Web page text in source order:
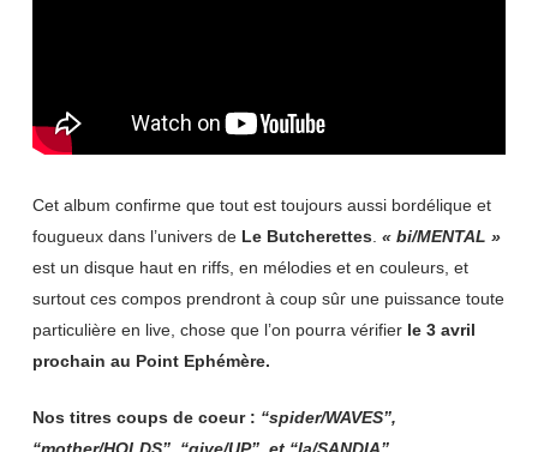
Cet album confirme que tout est toujours aussi bordélique et
fougueux dans l’univers deLe Butcherettes « bi/MENTAL »
est un disque haut en riffs, en mélodies et en couleurs, et
surtout ces compos prendront à coup sûr une puissance toute
particulière en live, chose que l’on pourra vérifier le 3 avril
prochain au Point Ephémère.
Nos titres coups de coeur : “spider/WAVES”,
“mother/HOLDS”, “give/UP” et “la/SANDIA”.